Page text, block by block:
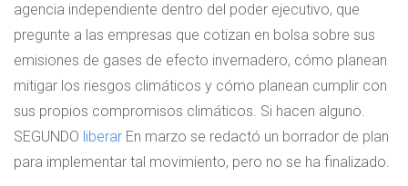
agencia independiente dentro del poder ejecutivo, que
pregunte a las empresas que cotizan en bolsa sobre sus
emisiones de gases de efecto invernadero, cómo planean
mitigar los riesgos climáticos y cómo planean cumplir con
sus propios compromisos climáticos. Si hacen alguno.
SEGUNDO liberar En marzo se redactó un borrador de plan
para implementar tal movimiento, pero no se ha finalizado.